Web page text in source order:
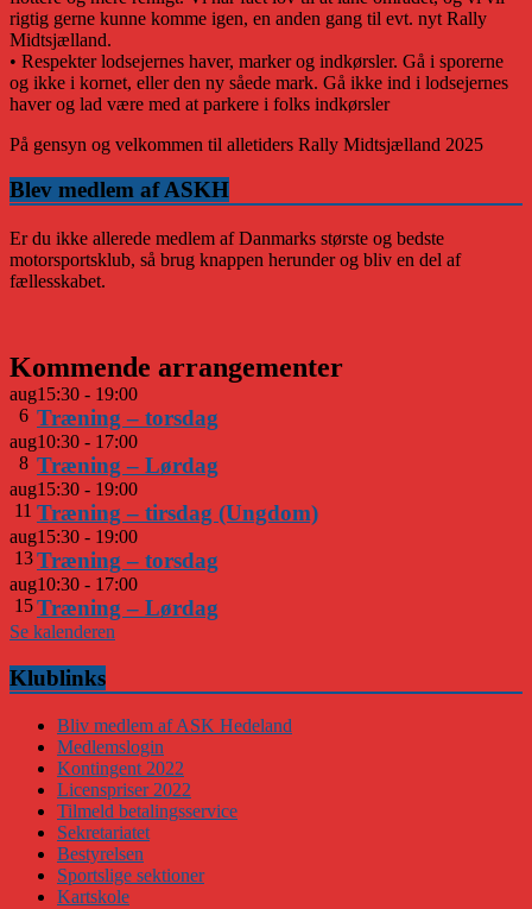
rigtig gerne kunne komme igen, en anden gang til evt. nyt Rally
Midtsjælland.
• Respekter lodsejernes haver, marker og indkørsler. Gå i sporerne
og ikke i kornet, eller den ny såede mark. Gå ikke ind i lodsejernes
haver og lad være med at parkere i folks indkørsler
På gensyn og velkommen til alletiders Rally Midtsjælland 2025
Blev medlem af ASKH
Er du ikke allerede medlem af Danmarks største og bedste
motorsportsklub, så brug knappen herunder og bliv en del af
fællesskabet.
Kommende arrangementer
aug
6
15:30 - 19:00
Træning – torsdag
aug
8
10:30 - 17:00
Træning – Lørdag
aug
11
15:30 - 19:00
Træning – tirsdag (Ungdom)
aug
13
15:30 - 19:00
Træning – torsdag
aug
15
10:30 - 17:00
Træning – Lørdag
Se kalenderen
Klublinks
Bliv medlem af ASK Hedeland
Medlemslogin
Kontingent 2022
Licenspriser 2022
Tilmeld betalingsservice
Sekretariatet
Bestyrelsen
Sportslige sektioner
Kartskole